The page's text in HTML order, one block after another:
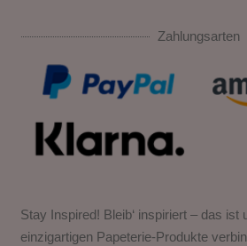
Zahlungsarten
Stay Inspired! Bleib‘ inspiriert – das ist
einzigartigen Papeterie-Produkte